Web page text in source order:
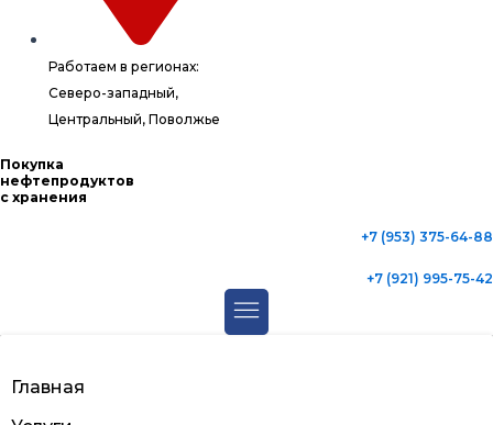
Работаем в регионах:
Северо-западный,
Центральный, Поволжье
Покупка
нефтепродуктов
с хранения
+7 (953) 375-64-88
+7 (921) 995-75-42
Главная